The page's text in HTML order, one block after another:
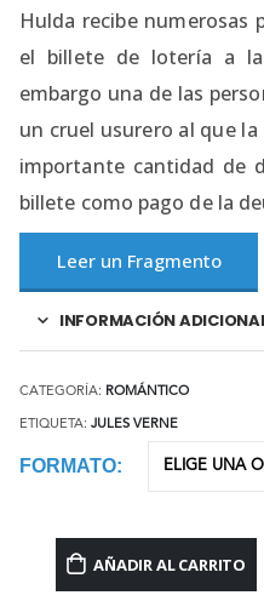
Hulda recibe numerosas
el billete de lotería a
embargo una de las
un cruel usurero al que
importante cantidad de
billete como pago de la
Leer un Fragmento
INFORMACIÓN
CATEGORÍA: ROMÁNTICO
ETIQUETA: JULES VERNE
FORMATO
AÑADIR AL CARRITO